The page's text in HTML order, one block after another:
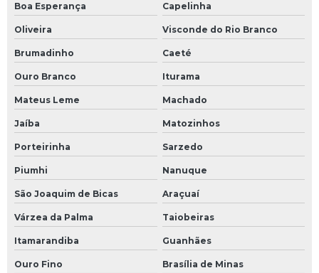
Boa Esperança Capelinha
Oliveira Visconde do Rio Branco
Brumadinho Caeté
Ouro Branco Iturama
Mateus Leme Machado
Jaíba Matozinhos
Porteirinha Sarzedo
Piumhi Nanuque
São Joaquim de Bicas Araçuaí
Várzea da Palma Taiobeiras
Itamarandiba Guanhães
Ouro Fino Brasília de Minas